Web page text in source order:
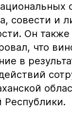
совести и
Он также
что
в
Республики.